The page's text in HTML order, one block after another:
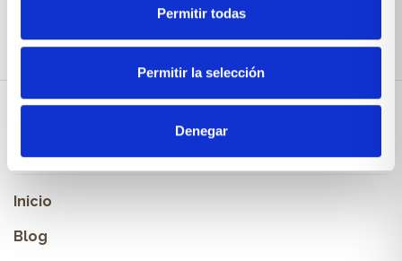
Permitir todas
Permitir la selección
Denegar
Inicio
Blog